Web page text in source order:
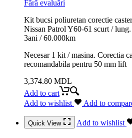
Fără evaluări
Kit bucsi poliuretan corectie
Nissan Patrol Y60-61 scurt /
3ani / 60.000km
Necesar 1 kit / masina. Corectia
recomandabila pentru 50 mm lift
3,374.80 MDL
Add to cart
Add to wishlist
Add to
Quick View Add to wishlist